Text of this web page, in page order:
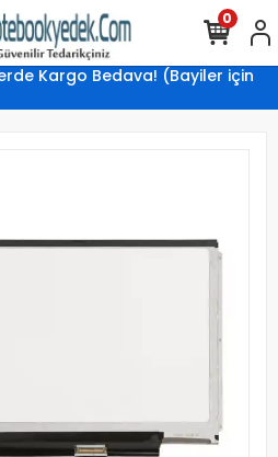
Kargo Bedava! (Bayiler için
0